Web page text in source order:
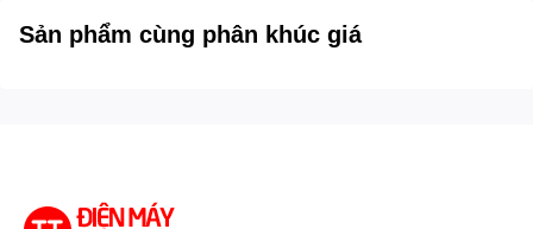
Điều khiển thông minh AI Magic Remote
Sản phẩm cùng phân khúc giá